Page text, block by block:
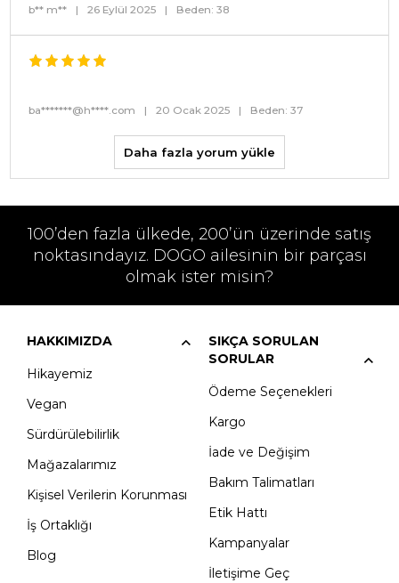
b** m** | 26 Eylül 2025 | Beden: 38
ba*******@h****.com | 20 Ocak 2025 | Beden: 37
Daha fazla yorum yükle
100’den fazla ülkede, 200’ün üzerinde satış
noktasındayız. DOGO ailesinin bir parçası
olmak ister misin?
HAKKIMIZDA
Hikayemiz
Vegan
Sürdürülebilirlik
Mağazalarımız
Kişisel Verilerin Korunması
İş Ortaklığı
Blog
SIKÇA SORULAN
SORULAR
Ödeme Seçenekleri
Kargo
İade ve Değişim
Bakım Talimatları
Etik Hattı
Kampanyalar
İletişime Geç